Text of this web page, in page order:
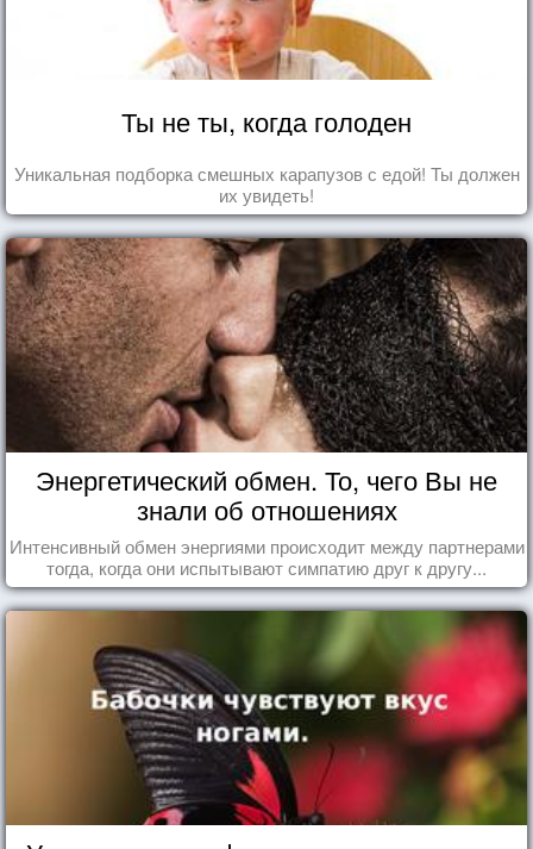
Ты не ты, когда голоден
Уникальная подборка смешных карапузов с едой! Ты должен
их увидеть!
Энергетический обмен. То, чего Вы не
знали об отношениях
Интенсивный обмен энергиями происходит между партнерами
тогда, когда они испытывают симпатию друг к другу...